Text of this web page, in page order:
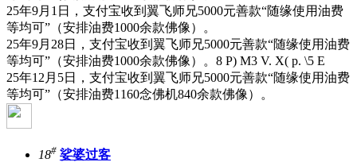
25年9月1日，支付宝收到翼飞师兄5000元善款“随缘使用油费
等均可”（安排油费1000余款佛像）。
25年9月28日，支付宝收到翼飞师兄5000元善款“随缘使用油费
等均可”（安排油费1000余款佛像）。 8 P) M3 V. X( p. \5 E
25年12月5日，支付宝收到翼飞师兄5000元善款“随缘使用油费
等均可”（安排油费1160念佛机840余款佛像）。
18# 娑婆过客